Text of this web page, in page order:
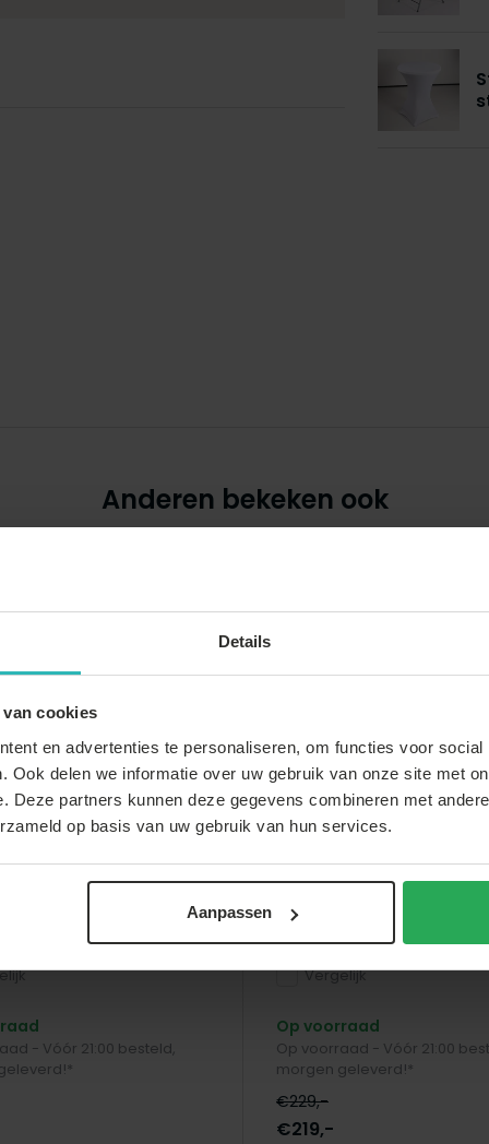
Details
cookies
en advertenties te personaliseren, om functies voor
Ook delen we informatie over uw gebruik van onze site met
Deze partners kunnen deze gegevens combineren met
op basis van uw gebruik van hun services.
Aanpassen
Anderen bekeken ook
opvouwbaar
- Vóór 21:00 besteld,
Partytent 3x4m grijs
professioneel
Vergelijk
Op voorraad
Op voorraad - Vóór 21:00
morgen geleverd!*
€229,-
€219,-